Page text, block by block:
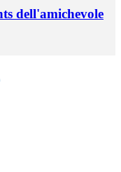
dell'amichevole